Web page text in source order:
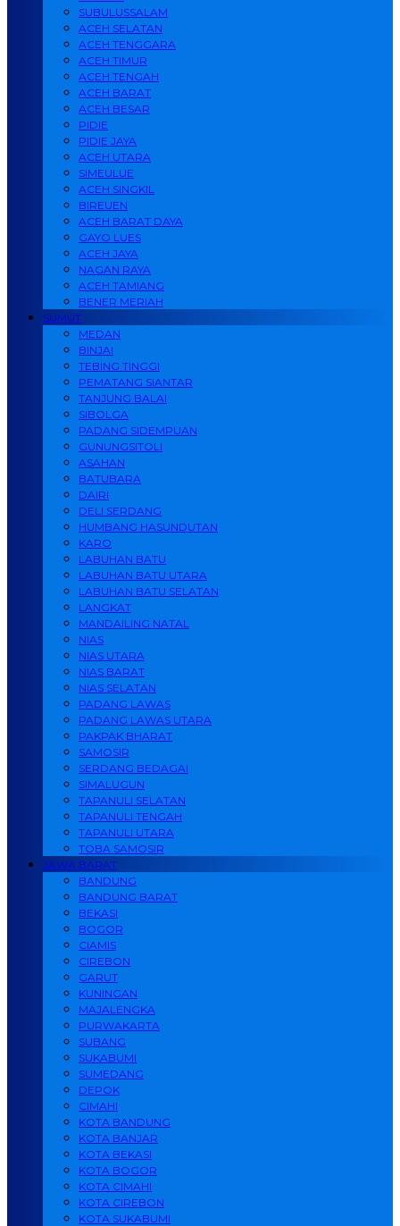
SUBULUSSALAM
ACEH SELATAN
ACEH TENGGARA
ACEH TIMUR
ACEH TENGAH
ACEH BARAT
ACEH BESAR
PIDIE
PIDIE JAYA
ACEH UTARA
SIMEULUE
ACEH SINGKIL
BIREUEN
ACEH BARAT DAYA
GAYO LUES
ACEH JAYA
NAGAN RAYA
ACEH TAMIANG
BENER MERIAH
SUMUT
MEDAN
BINJAI
TEBING TINGGI
PEMATANG SIANTAR
TANJUNG BALAI
SIBOLGA
PADANG SIDEMPUAN
GUNUNGSITOLI
ASAHAN
BATUBARA
DAIRI
DELI SERDANG
HUMBANG HASUNDUTAN
KARO
LABUHAN BATU
LABUHAN BATU UTARA
LABUHAN BATU SELATAN
LANGKAT
MANDAILING NATAL
NIAS
NIAS UTARA
NIAS BARAT
NIAS SELATAN
PADANG LAWAS
PADANG LAWAS UTARA
PAKPAK BHARAT
SAMOSIR
SERDANG BEDAGAI
SIMALUGUN
TAPANULI SELATAN
TAPANULI TENGAH
TAPANULI UTARA
TOBA SAMOSIR
JAWA BARAT
BANDUNG
BANDUNG BARAT
BEKASI
BOGOR
CIAMIS
CIREBON
GARUT
KUNINGAN
MAJALENGKA
PURWAKARTA
SUBANG
SUKABUMI
SUMEDANG
DEPOK
CIMAHI
KOTA BANDUNG
KOTA BANJAR
KOTA BEKASI
KOTA BOGOR
KOTA CIMAHI
KOTA CIREBON
KOTA SUKABUMI